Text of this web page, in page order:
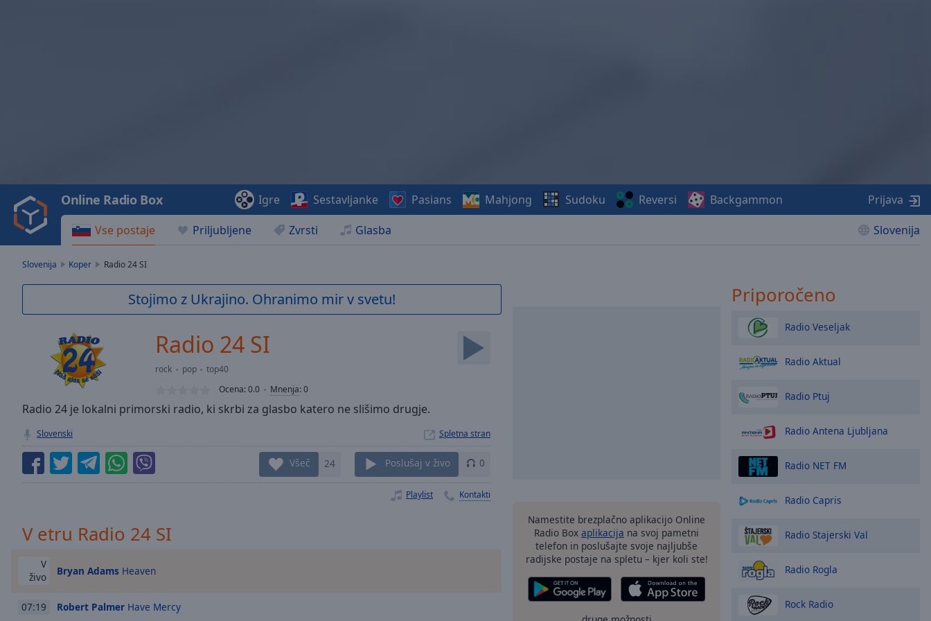
Video
Play
Backward
Skip
Current
TypeLIVE
live,
currently
behind
LIVE
Remaining
Playback
Vse postaje Priljubljene Zvrsti Glasba Slovenija
Online Radio Box Igre Sestavljanke Pasians Mahjong Sudoku Reversi Backgammon Prijava
Slovenija Koper Radio 24 SI
Stojimo z Ukrajino. Ohranimo mir v svetu!
Radio 24 SI
rock pop
top40
Ocena:0.0 Mnenja:0
Radio 24 je lokalni primorski radio, ki skrbi za glasbo katero ne slišimo drugje.
Slovenski Spletna stran
Všeč 24 Poslušaj v živo 0
Playlist Kontakti
V etru Radio 24 SI
V
živo
Bryan Adams Heaven
07:19 Robert Palmer Have Mercy
Namestite brezplačno aplikacijo Online
Radio Box aplikacija na svoj pametni
telefon in poslušajte svoje najljubše
radijske postaje na spletu – kjer koli ste!
Priporočeno
Radio Veseljak
Radio Aktual
Radio Ptuj
Radio Antena Ljubljana
Radio NET FM
Radio Capris
Radio Stajerski Val
Radio Rogla
Rock Radio